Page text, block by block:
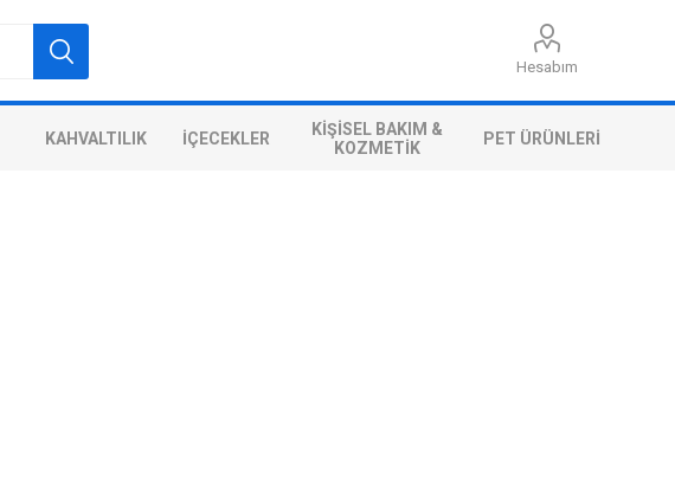
Hesabım
KAHVALTILIK İÇECEKLER
KIŞISEL BAKIM &
KOZMETIK
PET ÜRÜNLERI